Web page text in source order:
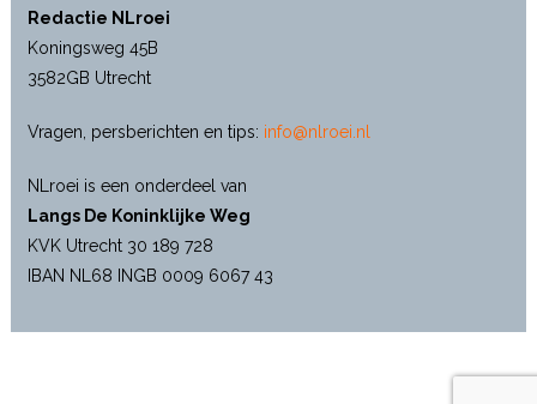
Redactie NLroei
Koningsweg 45B
3582GB Utrecht
Vragen, persberichten en tips: info@nlroei.nl
NLroei is een onderdeel van
Langs De Koninklijke Weg
KVK Utrecht 30 189 728
IBAN NL68 INGB 0009 6067 43